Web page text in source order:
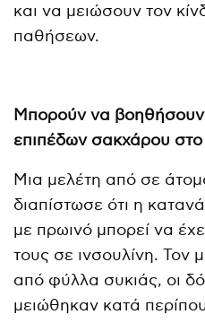
και να μειώσουν τον
παθήσεων.
Μπορούν να βοηθήσουν
επιπέδων σακχάρου στο
Μια μελέτη από σε
διαπίστωσε ότι η
με πρωινό μπορεί να
τους σε ινσουλίνη. Τον
από φύλλα συκιάς, οι
μειώθηκαν κατά